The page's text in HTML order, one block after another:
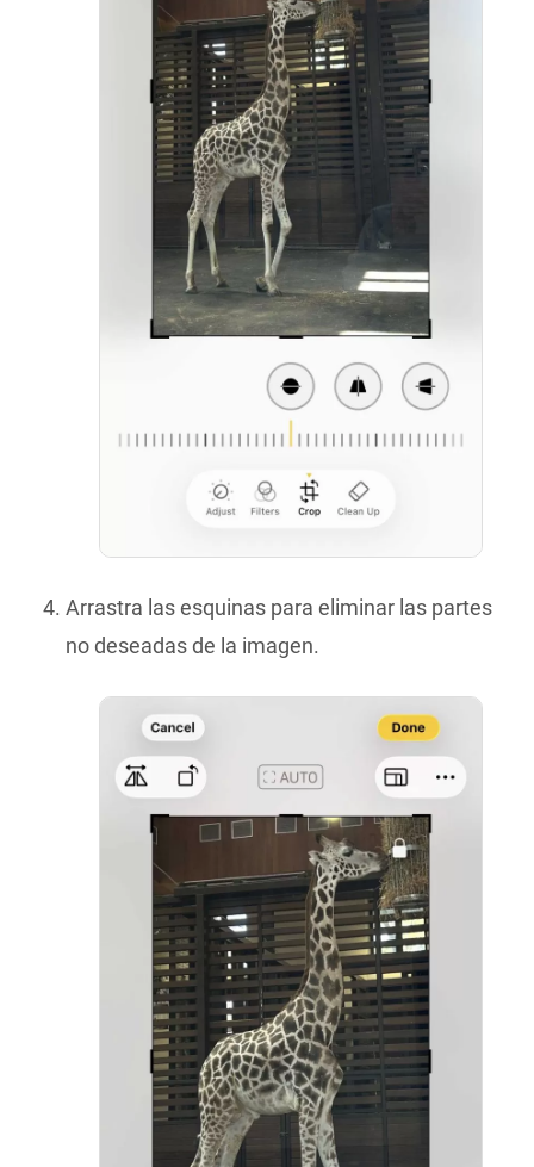
Arrastra las esquinas para eliminar las partes
no deseadas de la imagen.